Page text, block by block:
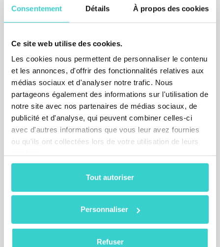
Consentement Détails À propos des cookies
Ce site web utilise des cookies.
Les cookies nous permettent de personnaliser le contenu
et les annonces, d'offrir des fonctionnalités relatives aux
médias sociaux et d'analyser notre trafic. Nous
partageons également des informations sur l'utilisation de
notre site avec nos partenaires de médias sociaux, de
publicité et d'analyse, qui peuvent combiner celles-ci
avec d'autres informations que vous leur avez fournies
ou qu'ils ont collectées lors de votre utilisation de leurs
Tout autoriser
Personnaliser
Refuser
Rencontrez NSYS Group au
European Broker Meeting 2025
à Dublin !
vendredi 07 novembre 2025
NSYS Group Team
NSYS Group participera au European Broker
Meeting 2025 à Dublin, présentant nos
intelligentes d’optimiser le traitement des
appareils et maximiser leur valeur.
1 min de lecture